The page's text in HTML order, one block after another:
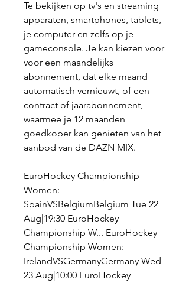
Te bekijken op tv's en streaming
apparaten, smartphones, tablets,
je computer en zelfs op je
gameconsole. Je kan kiezen voor
voor een maandelijks
abonnement, dat elke maand
automatisch vernieuwt, of een
contract of jaarabonnement,
waarmee je 12 maanden
goedkoper kan genieten van het
aanbod van de DAZN MIX.
EuroHockey Championship
Women:
SpainVSBelgiumBelgium Tue 22
Aug|19:30 EuroHockey
Championship W... EuroHockey
Championship Women:
IrelandVSGermanyGermany Wed
23 Aug|10:00 EuroHockey